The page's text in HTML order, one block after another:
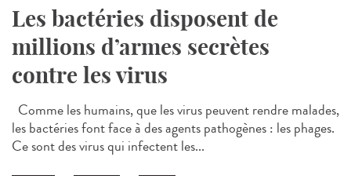
Les bactéries disposent de
millions d’armes secrètes
contre les virus
Comme les humains, que les virus peuvent rendre malades,
les bactéries font face à des agents pathogènes : les phages.
Ce sont des virus qui infectent les...